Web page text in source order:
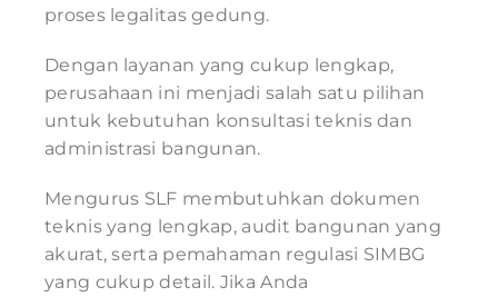
proses legalitas gedung.
Dengan layanan yang cukup lengkap,
perusahaan ini menjadi salah satu pilihan
untuk kebutuhan konsultasi teknis dan
administrasi bangunan.
Mengurus SLF membutuhkan dokumen
teknis yang lengkap, audit bangunan yang
akurat, serta pemahaman regulasi SIMBG
yang cukup detail. Jika Anda